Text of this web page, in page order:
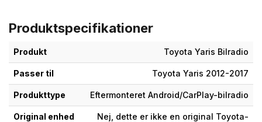
Produktspecifikationer
Produkt Toyota Yaris Bilradio
Passer til Toyota Yaris 2012-2017
Produkttype Eftermonteret Android/CarPlay-bilradio
Original enhed
Nej, dette er ikke en original Toyota-